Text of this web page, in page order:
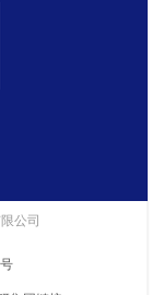
限公司